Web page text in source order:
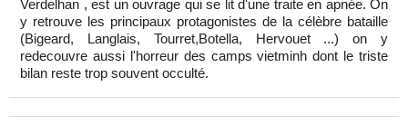
Verdelhan , est un ouvrage qui se lit d'une traite en apnée. On
y retrouve les principaux protagonistes de la célèbre bataille
(Bigeard, Langlais, Tourret,Botella, Hervouet ...) on y
redecouvre aussi l'horreur des camps vietminh dont le triste
bilan reste trop souvent occulté.